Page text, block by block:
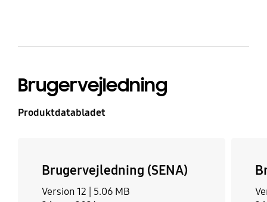
Miljøklasse
Frysekapacitet (kg/24
8 kg/24hr
Brugervejledning
Produktdatabladet
Brugervejledning (SENA)
Version 12 | 5.06 MB